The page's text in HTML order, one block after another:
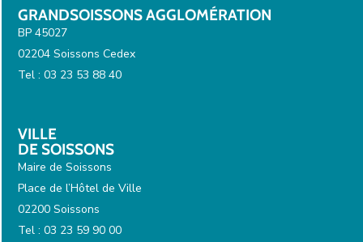
GRANDSOISSONS AGGLOMÉRATION
BP 45027
02204 Soissons Cedex
Tel : 03 23 53 88 40
VILLE
DE SOISSONS
Maire de Soissons
Place de l’Hôtel de Ville
02200 Soissons
Tel : 03 23 59 90 00